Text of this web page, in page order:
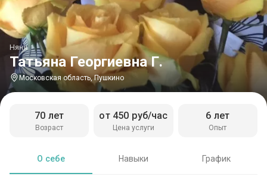
Татьяна Георгиевна Г.
Няня
Московская область, Пушкино
Возраст
70 лет
Цена услуги
от 450 руб/час
Опыт
6 лет
О себе Навыки График